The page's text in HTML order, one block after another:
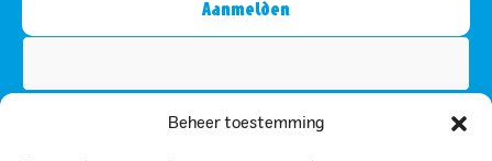
Beheer toestemming
Dit veld is bedoeld voor validatiedoeleinden en moet niet